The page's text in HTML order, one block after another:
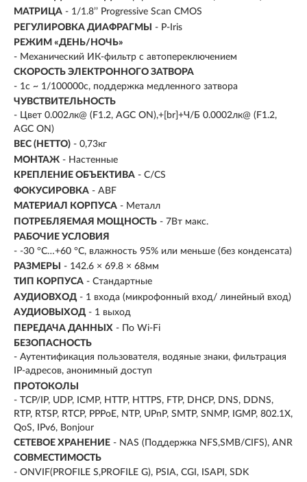
МАТРИЦА - 1/1.8’’ Progressive Scan CMOS
РЕГУЛИРОВКА ДИАФРАГМЫ
- P-Iris
РЕЖИМ «ДЕНЬ/НОЧЬ»
- Механический ИК-фильтр с автопереключением
СКОРОСТЬ ЭЛЕКТРОННОГО ЗАТВОРА
- 1с ~ 1/100000с, поддержка медленного затвора
ЧУВСТВИТЕЛЬНОСТЬ
- Цвет 0.002лк@ (F1.2, AGC ON),+[br]+Ч/Б 0.0002лк@ (F1.2,
AGC ON)
ВЕС (НЕТТО) - 0,73кг
МОНТАЖ - Настенные
КРЕПЛЕНИЕ ОБЪЕКТИВА - C/CS
ФОКУСИРОВКА - ABF
МАТЕРИАЛ КОРПУСА - Металл
ПОТРЕБЛЯЕМАЯ МОЩНОСТЬ - 7Вт макс.
РАБОЧИЕ УСЛОВИЯ
- -30 °C…+60 °C, влажность 95% или меньше (без конденсата)
РАЗМЕРЫ
- 142.6 × 69.8 × 68мм
ТИП КОРПУСА - Стандартные
АУДИОВХОД - 1 входа (микрофонный вход/ линейный вход)
АУДИОВЫХОД - 1 выход
ПЕРЕДАЧА ДАННЫХ - По Wi-Fi
БЕЗОПАСНОСТЬ
- Аутентификация пользователя, водяные знаки, фильтрация
IP-адресов, анонимный доступ
ПРОТОКОЛЫ
- TCP/IP, UDP, ICMP, HTTP, HTTPS, FTP, DHCP, DNS, DDNS,
RTP, RTSP, RTCP, PPPoE, NTP, UPnP, SMTP, SNMP, IGMP, 802.1X,
QoS, IPv6, Bonjour
СЕТЕВОЕ ХРАНЕНИЕ - NAS (Поддержка NFS,SMB/CIFS), ANR
СОВМЕСТИМОСТЬ
- ONVIF(PROFILE S,PROFILE G), PSIA, CGI, ISAPI, SDK